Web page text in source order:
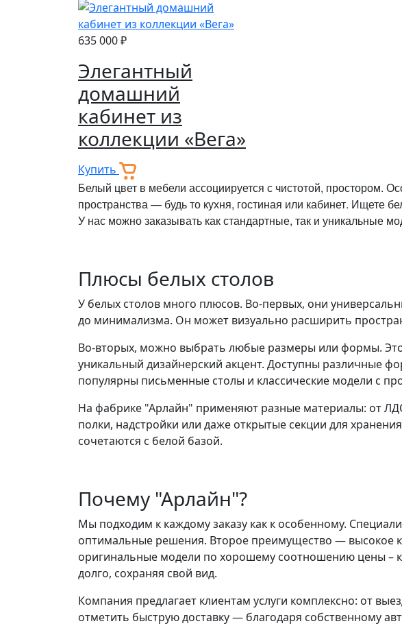
635 000 ₽
Элегантный
домашний
кабинет из
коллекции «Вега»
Купить
Белый цвет в мебели ассоциируется с чистотой, простором.
пространства — будь то кухня, гостиная или кабинет. Ищете
У нас можно заказывать как стандартные, так и уникальные
Плюсы белых столов
У белых столов много плюсов. Во-первых, они
до минимализма. Он может визуально расширить
Во-вторых, можно выбрать любые размеры или формы.
уникальный дизайнерский акцент. Доступны различные
популярны письменные столы и классические модели с
На фабрике "Арлайн" применяют разные материалы: от
полки, надстройки или даже открытые секции для
сочетаются с белой базой.
Почему "Арлайн"?
Мы подходим к каждому заказу как к особенному.
оптимальные решения. Второе преимущество — высокое
оригинальные модели по хорошему соотношению цены –
долго, сохраняя свой вид.
Компания предлагает клиентам услуги комплексно: от
отметить быструю доставку — благодаря собственному